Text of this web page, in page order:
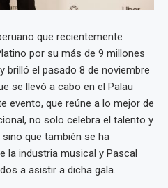
que recientemente
por su más de 9 millones
brilló el pasado 8 de noviembre
se llevó a cabo en el Palau
evento, que reúne a lo mejor de
no solo celebra el talento y
que también se ha
la industria musical y Pascal
a asistir a dicha gala.